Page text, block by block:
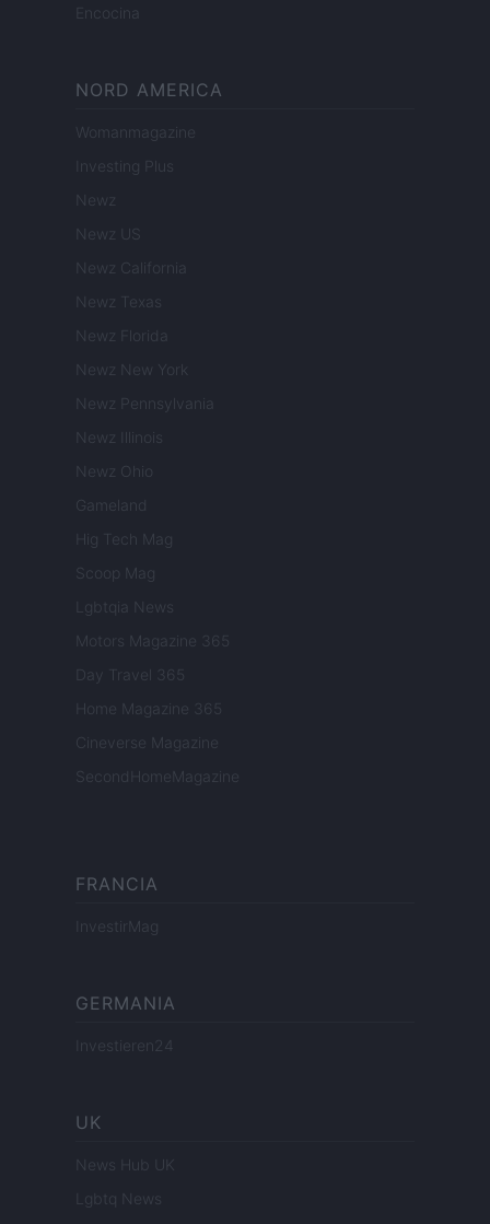
Encocina
NORD AMERICA
Womanmagazine
Investing Plus
Newz
Newz US
Newz California
Newz Texas
Newz Florida
Newz New York
Newz Pennsylvania
Newz Illinois
Newz Ohio
Gameland
Hig Tech Mag
Scoop Mag
Lgbtqia News
Motors Magazine 365
Day Travel 365
Home Magazine 365
Cineverse Magazine
SecondHomeMagazine
FRANCIA
InvestirMag
GERMANIA
Investieren24
UK
News Hub UK
Lgbtq News